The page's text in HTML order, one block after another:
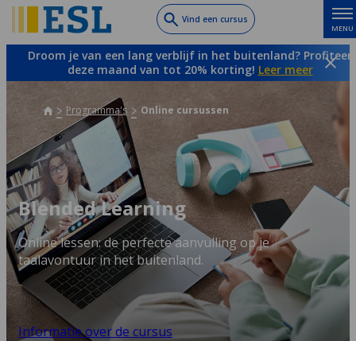
to
main
Vind een cursus
MENU
Droom je van een lang verblijf in het buitenland? Profiteer
deze maand van tot 20% korting! Leer meer
Programma's Online cursussen
Blended Learning
Online lessen: de perfecte aanvulling op je
taalavontuur in het buitenland.
Informatie over de cursus